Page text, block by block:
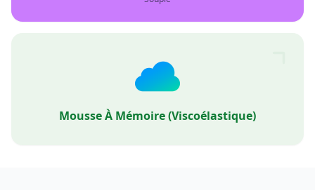
Mousse À Mémoire (viscoélastique)